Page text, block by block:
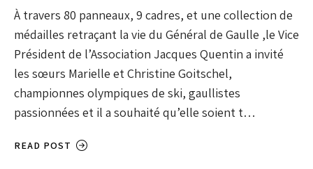
À travers 80 panneaux, 9 cadres, et une collection de
médailles retraçant la vie du Général de Gaulle ,le Vice
Président de l’Association Jacques Quentin a invité
les sœurs Marielle et Christine Goitschel,
championnes olympiques de ski, gaullistes
passionnées et il a souhaité qu’elle soient t…
READ POST